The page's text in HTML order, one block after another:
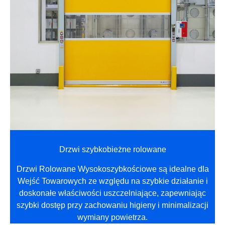
Drzwi szybkobieżne rolowane
Drzwi Rolowane Wysokoszybkościowe są idealne dla
Wejść Towarowych ze względu na szybkie działanie i
doskonałe właściwości uszczelniające, zapewniając
szybki dostęp przy zachowaniu higieny i minimalizacji
wymiany powietrza.